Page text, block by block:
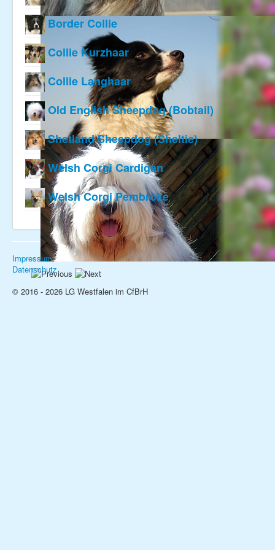
Rassebeschreibung
Rassestandard
Züchter
Vermittlung
Deckrüden
Championparade
Shetland Sheepdog
(Sheltie)
Rassebeschreibung
Rassestandard
Züchter
Vermittlung
Deckrüden
Championparade
Welsh Corgi Cardigan
Rassebeschreibung
Border Collie
Collie Kurzhaar
Collie Langhaar 7
Old English Sheepdog (Bobtail)
Shetland Sheepdog (Sheltie)
Welsh Corgi Cardigan
Welsh Corgi Pembroke 1
Impressum
Datenschutz
© 2016 - 2026 LG Westfalen im CfBrH